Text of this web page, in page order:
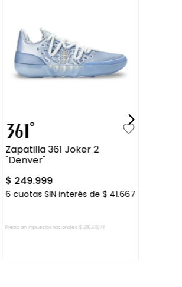
Zapatilla 361 Joker 2
"Denver"
$ 249.999
6 cuotas SIN interés de$ 41.667
Precio sin impuestos nacionales: $ 206.610,74